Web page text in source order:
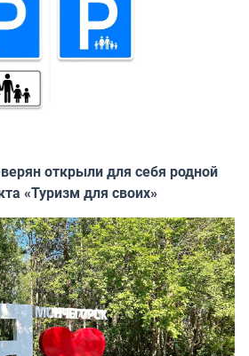
открыли для себя родной
«Туризм для своих»